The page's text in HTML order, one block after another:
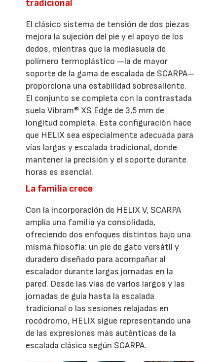
tradicional
El clásico sistema de tensión de dos piezas
mejora la sujeción del pie y el apoyo de los
dedos, mientras que la mediasuela de
polímero termoplástico —la de mayor
soporte de la gama de escalada de SCARPA—
proporciona una estabilidad sobresaliente.
El conjunto se completa con la contrastada
suela Vibram® XS Edge de 3,5 mm de
longitud completa. Esta configuración hace
que HELIX sea especialmente adecuada para
vías largas y escalada tradicional, donde
mantener la precisión y el soporte durante
horas es esencial.
La familia crece
Con la incorporación de HELIX V, SCARPA
amplía una familia ya consolidada,
ofreciendo dos enfoques distintos bajo una
misma filosofía: un pie de gato versátil y
duradero diseñado para acompañar al
escalador durante largas jornadas en la
pared. Desde las vías de varios largos y las
jornadas de guía hasta la escalada
tradicional o las sesiones relajadas en
rocódromo, HELIX sigue representando una
de las expresiones más auténticas de la
escalada clásica según SCARPA.